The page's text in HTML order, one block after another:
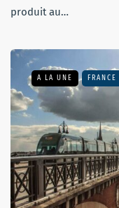
produit au…
A LA UNE FRANCE